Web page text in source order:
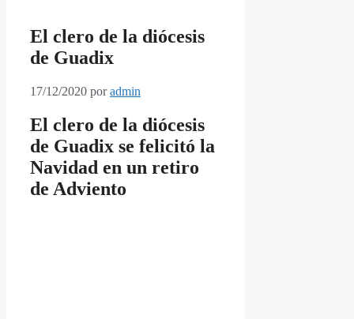
El clero de la diócesis
de Guadix
17/12/2020 poradmin
El clero de la diócesis
de Guadix se felicitó la
Navidad en un retiro
de Adviento